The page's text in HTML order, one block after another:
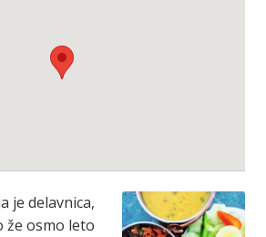
je delavnica,
že osmo leto